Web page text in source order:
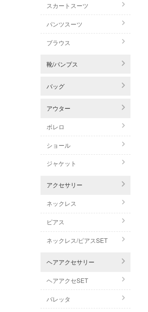
スカートスーツ
パンツスーツ
ブラウス
靴/パンプス
バッグ
アウター
ボレロ
ショール
ジャケット
アクセサリー
ネックレス
ピアス
ネックレス/ピアスSET
ヘアアクセサリー
ヘアアクセSET
バレッタ